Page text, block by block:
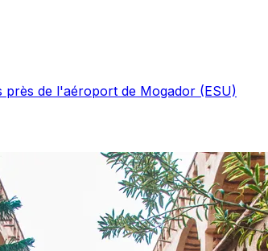
près de l'aéroport de Mogador (ESU)